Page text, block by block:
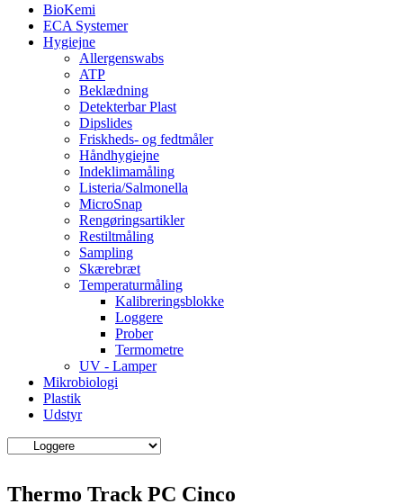
BioKemi
ECA Systemer
Hygiejne
Allergenswabs
ATP
Beklædning
Detekterbar Plast
Dipslides
Friskheds- og fedtmåler
Håndhygiejne
Indeklimamåling
Listeria/Salmonella
MicroSnap
Rengøringsartikler
Restiltmåling
Sampling
Skærebræt
Temperaturmåling
Kalibreringsblokke
Loggere
Prober
Termometre
UV - Lamper
Mikrobiologi
Plastik
Udstyr
Thermo Track PC Cinco